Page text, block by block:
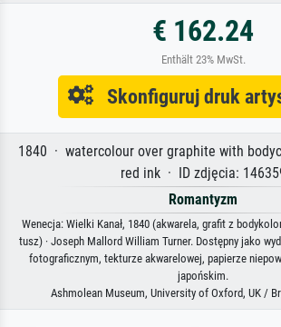
€ 162.24
Enthält 23% MwSt.
Skonfiguruj druk
1840 · watercolour over graphite with
red ink · ID zdjęcia:
Romantyzm
Wenecja: Wielki Kanał, 1840 (akwarela, grafit z
tusz) · Joseph Mallord William Turner. Dostępny jako
fotograficznym, tekturze akwarelowej, papierze
japońskim.
Ashmolean Museum, University of Oxford, UK /